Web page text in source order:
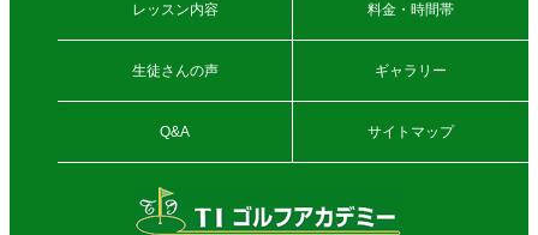
レッスン内容 料金・時間帯
生徒さんの声 ギャラリー
Q&A サイトマップ